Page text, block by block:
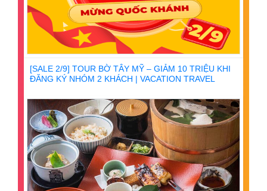
[SALE 2/9] TOUR BỜ TÂY MỸ – GIẢM 10 TRIỆU KHI
ĐĂNG KÝ NHÓM 2 KHÁCH | VACATION TRAVEL